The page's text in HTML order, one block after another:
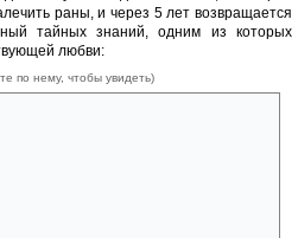
раны, и через 5 лет возвращается
тайных знаний, одним из которых
любви:
по нему, чтобы увидеть)